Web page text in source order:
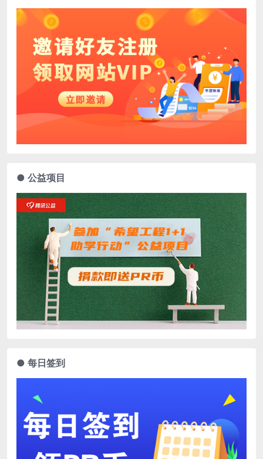
● 公益项目
● 每日签到